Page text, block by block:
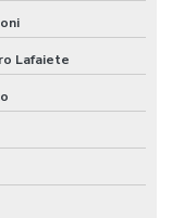
Lafaiete